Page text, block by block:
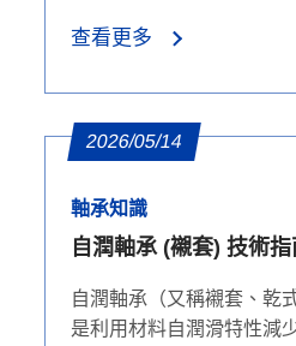
益的決策
查看更多
2026/05/14
軸承知識
自潤軸承 (襯套) 技術
自潤軸承（又稱襯套、乾
是利用材料自潤滑特性減